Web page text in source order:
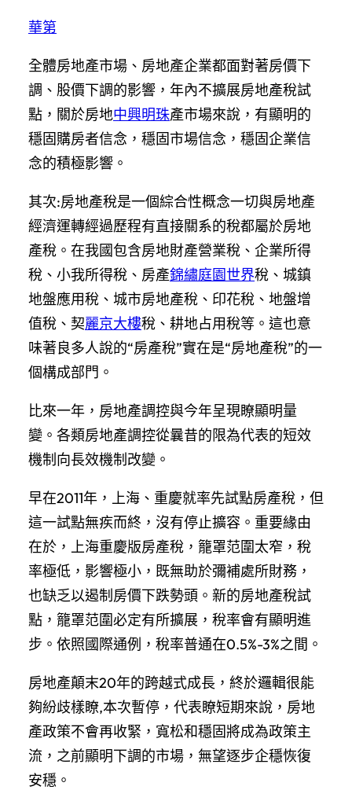
華第
全體房地產市場、房地產企業都面對著房價下
調、股價下調的影響，年內不擴展房地產稅試
點，關於房地中興明珠產市場來說，有顯明的
穩固購房者信念，穩固市場信念，穩固企業信
念的積極影響。
其次:房地產稅是一個綜合性概念一切與房地產
經濟運轉經過歷程有直接關系的稅都屬於房地
產稅。在我國包含房地財產營業稅、企業所得
稅、小我所得稅、房產錦繡庭園世界稅、城鎮
地盤應用稅、城市房地產稅、印花稅、地盤增
值稅、契麗京大樓稅、耕地占用稅等。這也意
味著良多人說的“房產稅”實在是“房地產稅”的一
個構成部門。
比來一年，房地產調控與今年呈現瞭顯明量
變。各類房地產調控從曩昔的限為代表的短效
機制向長效機制改變。
早在2011年，上海、重慶就率先試點房產稅，但
這一試點無疾而終，沒有停止擴容。重要緣由
在於，上海重慶版房產稅，籠罩范圍太窄，稅
率極低，影響極小，既無助於彌補處所財務，
也缺乏以遏制房價下跌勢頭。新的房地產稅試
點，籠罩范圍必定有所擴展，稅率會有顯明進
步。依照國際通例，稅率普通在0.5%-3%之間。
房地產顛末20年的跨越式成長，終於邏輯很能
夠紛歧樣瞭,本次暫停，代表瞭短期來說，房地
產政策不會再收緊，寬松和穩固將成為政策主
流，之前顯明下調的市場，無望逐步企穩恢復
安穩。